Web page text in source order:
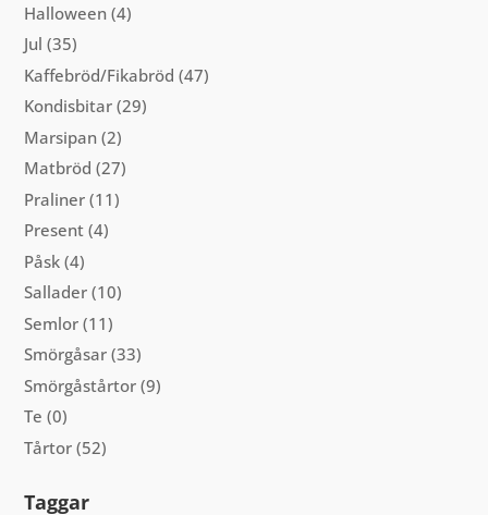
Halloween (4)
Jul (35)
Kaffebröd/Fikabröd (47)
Kondisbitar (29)
Marsipan (2)
Matbröd (27)
Praliner (11)
Present (4)
Påsk (4)
Sallader (10)
Semlor (11)
Smörgåsar (33)
Smörgåstårtor (9)
Te (0)
Tårtor (52)
Taggar